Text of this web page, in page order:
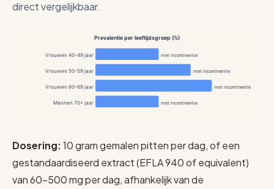
direct vergelijkbaar.
Prevalentie per leeftijdsgroep (%)
Vrouwen 40-49 jaar met incontinentie
Vrouwen 50-59 jaar met incontinentie
Vrouwen 60-69 jaar met incontinentie
Mannen 70+ jaar met incontinentie
Dosering:10 gram gemalen pitten per dag, of een
gestandaardiseerd extract (EFLA 940 of equivalent)
van 60-500 mg per dag, afhankelijk van de